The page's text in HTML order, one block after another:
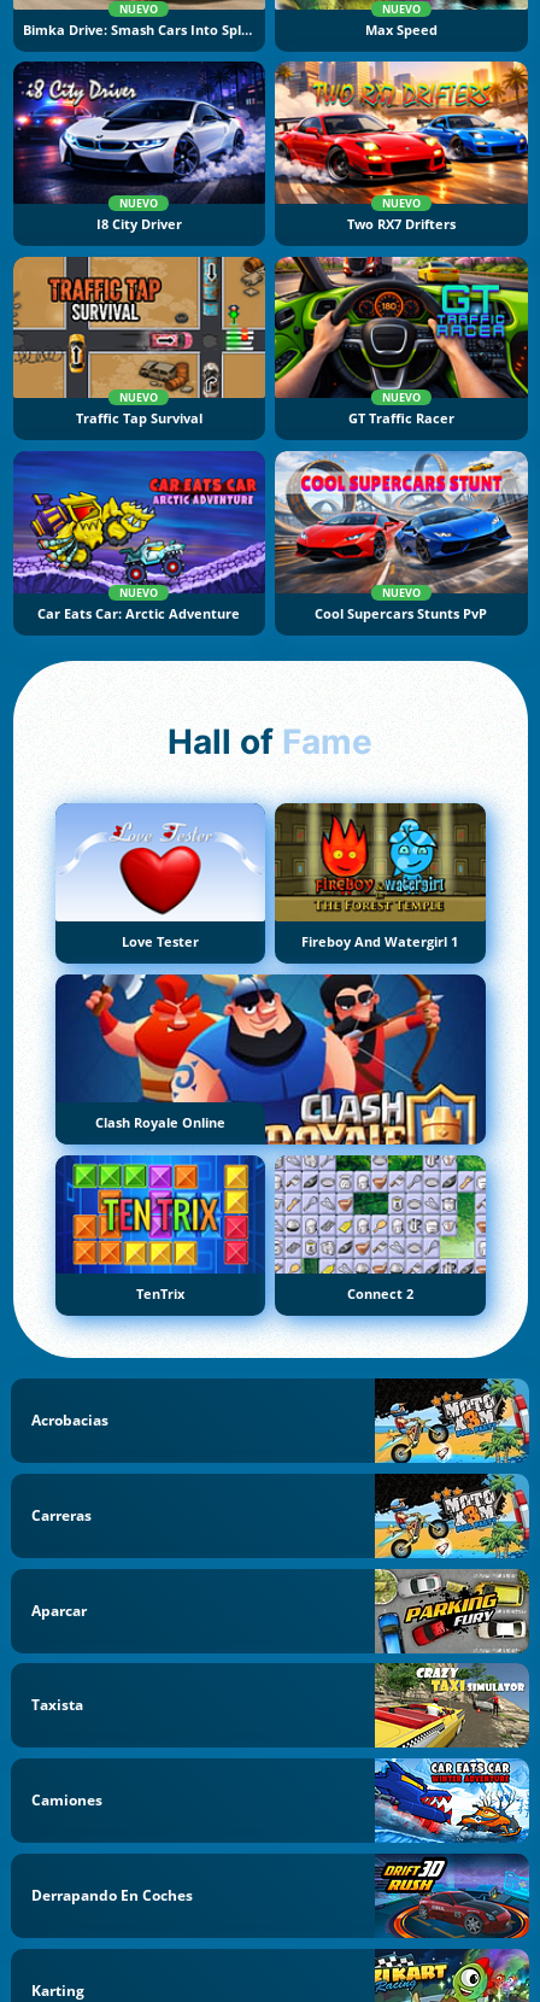
NUEVO
Bimka Drive: Smash Cars Into Splinters
NUEVO
Max Speed
NUEVO
I8 City Driver
NUEVO
Two RX7 Drifters
NUEVO
Traffic Tap Survival
NUEVO
GT Traffic Racer
NUEVO
Car Eats Car: Arctic Adventure
NUEVO
Cool Supercars Stunts PvP
Hall of Fame
Love Tester Fireboy And Watergirl 1
Clash Royale Online
TenTrix Connect 2
Acrobacias
Carreras
Aparcar
Taxista
Camiones
Derrapando En Coches
Karting